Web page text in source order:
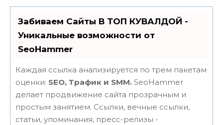
Забиваем Сайты В ТОП КУВАЛДОЙ -
Уникальные возможности от
SeoHammer
Каждая ссылка анализируется по трем пакетам
оценки: SEO, Трафик и SMM. SeoHammer
делает продвижение сайта прозрачным и
простым занятием. Ссылки, вечные ссылки,
статьи, упоминания, пресс-релизы -